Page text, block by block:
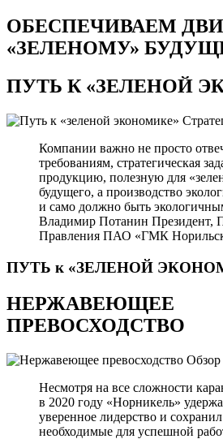
ОБЕСПЕЧИВАЕМ
«ЗЕЛЕНОМУ»
ПУТЬ К«ЗЕЛЕНОЙ
Компании важно не просто
требованиям, стратегическая
продукцию, полезную для
будущего, а производство
и само должно быть
Владимир Потанин Президент,
Правления ПАО «ГМК
ПУТЬ к «ЗЕЛЕНОЙ
НЕРЖАВЕЮЩЕЕ
ПРЕВОСХОДСТВО
Обзор
Несмотря на все сложности
в 2020 году «Норникель»
уверенное лидерство и
необходимые для успешной